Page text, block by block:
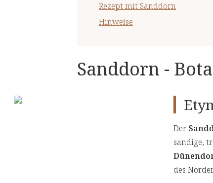
Rezept mit Sanddorn
Hinweise
Sanddorn -
Der
sandige,
des